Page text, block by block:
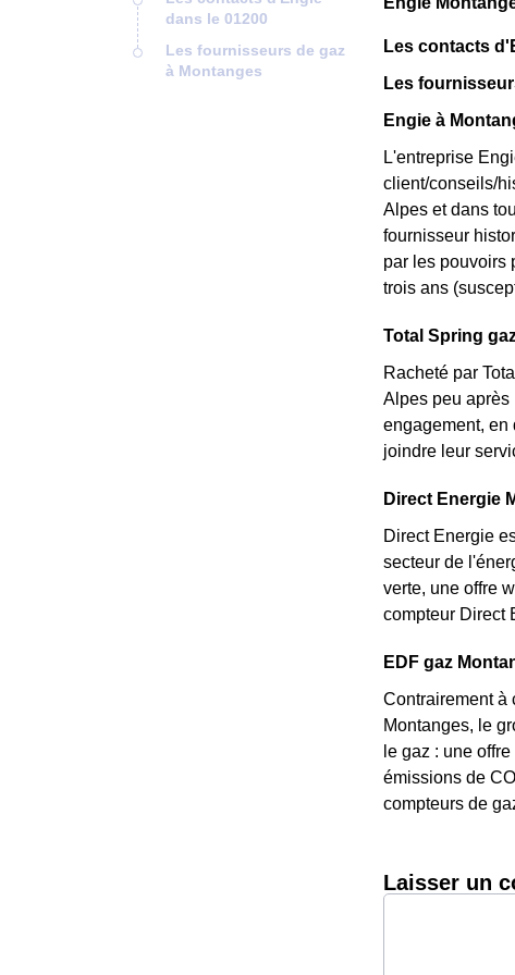
dans le 01200
Les fournisseurs de gaz
à Montanges
Les contacts
Les
Engie à
L'entreprise
client/conseils/
Alpes et dans
fournisseur
par les pouvoirs
trois ans
Total Spring
Racheté par
Alpes peu après
engagement, en
joindre leur
Direct Energie
Direct Energie
secteur de
verte, une offre
compteur Direct
EDF gaz
Contrairement à
Montanges, le
le gaz : une
émissions de
compteurs de
Laisser un